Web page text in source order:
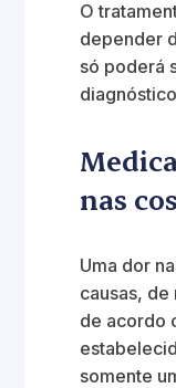
O
depender
só poderá
nas
Uma dor
causas,
de acordo
somente